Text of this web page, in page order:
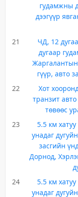
гудамжны
дээгүүр
21
ЧД, 12
дугаар
гүүр, авто
22
Хот
транзит
төвөөс
23
5.5 км
унадаг
засгийн
Дорнод,
24
5.5 км
унадаг